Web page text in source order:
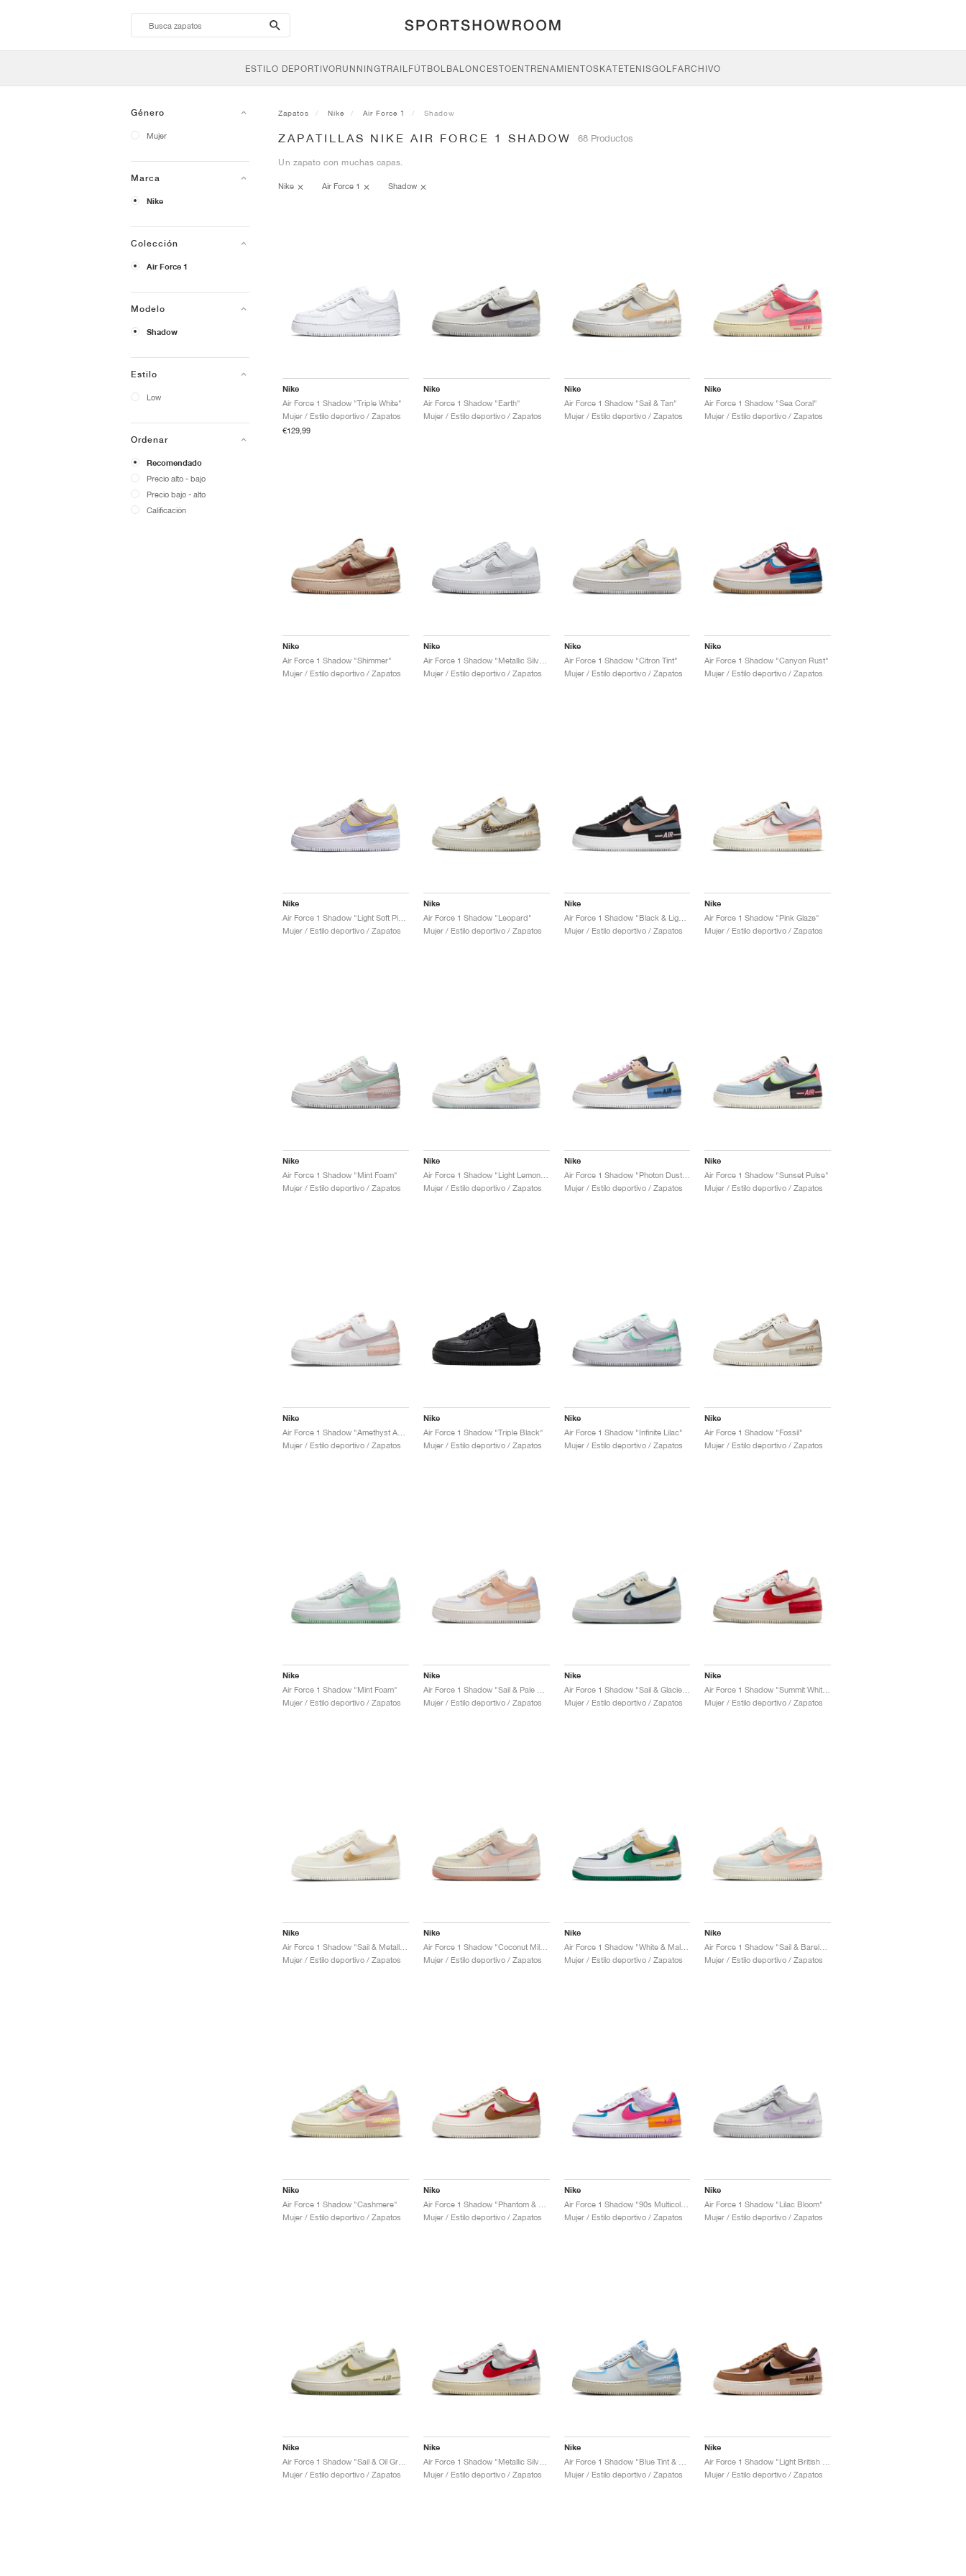
search-
btn
ESTILO DEPORTIVORUNNINGTRAILFÚTBOLBALONCESTOENTRENAMIENTOSKATETENISGOLFARCHIVO
Género
Mujer
Marca
Nike
Colección
Air Force 1
Modelo
Shadow
Estilo
Low
Ordenar
Recomendado
Precio alto - bajo
Precio bajo - alto
Calificación
Zapatos Nike Air Force 1 Shadow
ZAPATILLAS NIKE AIR FORCE 1 SHADOW 68 Productos
Un zapato con muchas capas.
Nike Air Force 1 Shadow
Nike
Air Force 1 Shadow "Triple White"
Mujer / Estilo deportivo / Zapatos
€129,99
Nike
Air Force 1 Shadow "Earth"
Mujer / Estilo deportivo / Zapatos
Nike
Air Force 1 Shadow "Sail & Tan"
Mujer / Estilo deportivo / Zapatos
Nike
Air Force 1 Shadow "Sea Coral"
Mujer / Estilo deportivo / Zapatos
Nike
Air Force 1 Shadow "Shimmer"
Mujer / Estilo deportivo / Zapatos
Nike
Mujer / Estilo deportivo / Zapatos
Nike
Air Force 1 Shadow "Citron Tint"
Mujer / Estilo deportivo / Zapatos
Nike
Air Force 1 Shadow "Canyon Rust"
Mujer / Estilo deportivo / Zapatos
Nike
Mujer / Estilo deportivo / Zapatos
Nike
Air Force 1 Shadow "Leopard"
Mujer / Estilo deportivo / Zapatos
Nike
Air Force 1 Shadow "Black & Light Arctic Pink"
Mujer / Estilo deportivo / Zapatos
Nike
Air Force 1 Shadow "Pink Glaze"
Mujer / Estilo deportivo / Zapatos
Nike
Air Force 1 Shadow "Mint Foam"
Mujer / Estilo deportivo / Zapatos
Nike
Air Force 1 Shadow "Light Lemon Twist"
Mujer / Estilo deportivo / Zapatos
Nike
Air Force 1 Shadow "Photon Dust & Crimson Tint"
Mujer / Estilo deportivo / Zapatos
Nike
Air Force 1 Shadow "Sunset Pulse"
Mujer / Estilo deportivo / Zapatos
Nike
Mujer / Estilo deportivo / Zapatos
Nike
Air Force 1 Shadow "Triple Black"
Mujer / Estilo deportivo / Zapatos
Nike
Air Force 1 Shadow "Infinite Lilac"
Mujer / Estilo deportivo / Zapatos
Nike
Air Force 1 Shadow "Fossil"
Mujer / Estilo deportivo / Zapatos
Nike
Air Force 1 Shadow "Mint Foam"
Mujer / Estilo deportivo / Zapatos
Nike
Mujer / Estilo deportivo / Zapatos
Nike
Air Force 1 Shadow "Sail & Glacier Blue"
Mujer / Estilo deportivo / Zapatos
Nike
Mujer / Estilo deportivo / Zapatos
Nike
Mujer / Estilo deportivo / Zapatos
Nike
Air Force 1 Shadow "Coconut Milk & Crimson Tint"
Mujer / Estilo deportivo / Zapatos
Nike
Air Force 1 Shadow "White & Malachite"
Mujer / Estilo deportivo / Zapatos
Nike
Mujer / Estilo deportivo / Zapatos
Nike
Air Force 1 Shadow "Cashmere"
Mujer / Estilo deportivo / Zapatos
Nike
Mujer / Estilo deportivo / Zapatos
Nike
Air Force 1 Shadow "90s Multicolor"
Mujer / Estilo deportivo / Zapatos
Nike
Air Force 1 Shadow "Lilac Bloom"
Mujer / Estilo deportivo / Zapatos
Nike
Mujer / Estilo deportivo / Zapatos
Nike
Mujer / Estilo deportivo / Zapatos
Nike
Mujer / Estilo deportivo / Zapatos
Nike
Mujer / Estilo deportivo / Zapatos